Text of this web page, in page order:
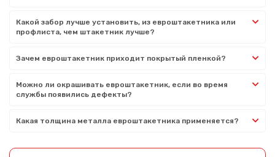
Какой забор лучше установить, из евроштакетника или
профлиста, чем штакетник лучше?
Зачем евроштакетник приходит покрытый пленкой?
Можно ли окрашивать евроштакетник, если во время
службы появились дефекты?
Какая толщина металла евроштакетника применяется?